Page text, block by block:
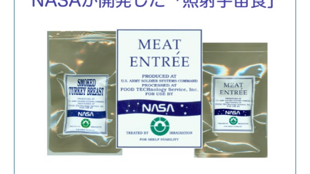
ほくげんこんシアター